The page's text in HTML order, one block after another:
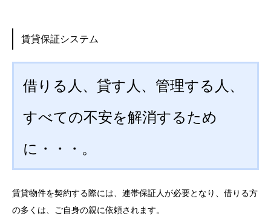
賃貸保証システム
借りる人、貸す人、管理する人、
すべての不安を解消するため
に・・・。
賃貸物件を契約する際には、連帯保証人が必要となり、借りる方
の多くは、ご自身の親に依頼されます。